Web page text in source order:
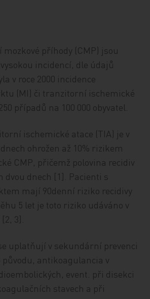
mozkové příhody (CMP) jsou
incidencí, dle údajů
v roce 2000 incidence
(MI) či tranzitorní ischemické
případů na 100 000 obyvatel.
ischemické atace (TIA) je v
ohrožen až 10% rizikem
CMP, přičemž polovina recidiv
dvou dnech [1]. Pacienti s
mají 90denní riziko recidivy
5 let je toto riziko udáváno v
3].
uplatňují v sekundární prevenci
antikoagulancia v
event. při disekci
stavech a při